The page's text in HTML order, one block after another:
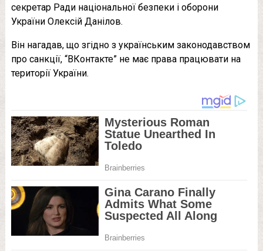
секретар Ради національної безпеки і оборони
України Олексій Данілов.
Він нагадав, що згідно з українським законодавством
про санкції, “ВКонтакте” не має права працювати на
території України.